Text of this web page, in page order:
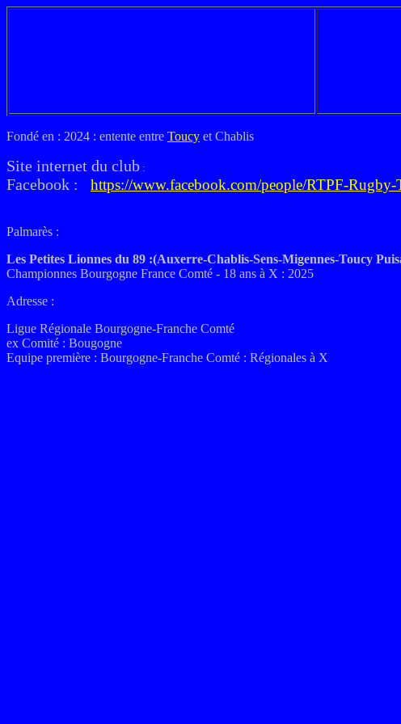
Fondé en : 2024 : entente entre Toucy et Chablis
Site internet du club :
Facebook : https://www.facebook.com/people/RTPF-
Palmarès :
Les Petites Lionnes du 89 :(Auxerre-Chablis-Sens-Migennes-Toucy
Championnes Bourgogne France Comté - 18 ans à X : 2025
Adresse :
Ligue Régionale Bourgogne-Franche Comté
ex Comité : Bougogne
Equipe première : Bourgogne-Franche Comté : Régionales à X